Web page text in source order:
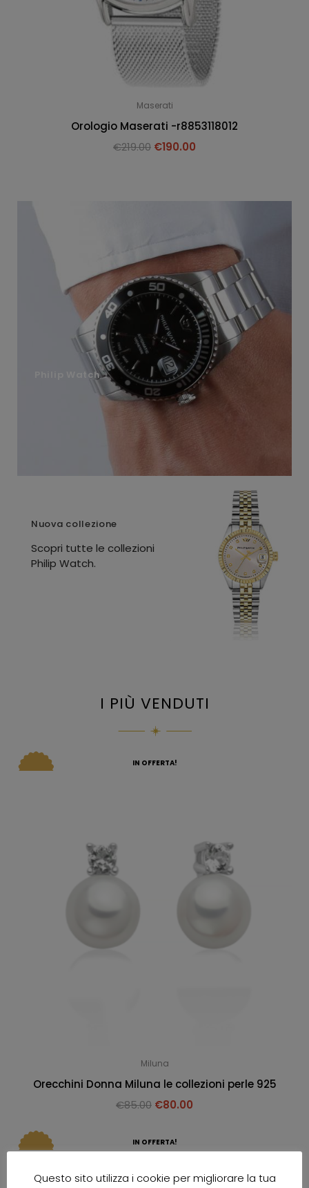
Maserati
Orologio Maserati -r8853118012
€219.00 €190.00
Philip Watch
Nuova collezione
Scopri tutte le collezioni
Philip Watch.
I PIÙ VENDUTI
IN OFFERTA!
Miluna
Orecchini Donna Miluna le collezioni perle 925
€85.00 €80.00
IN OFFERTA!
Questo sito utilizza i cookie per migliorare la tua